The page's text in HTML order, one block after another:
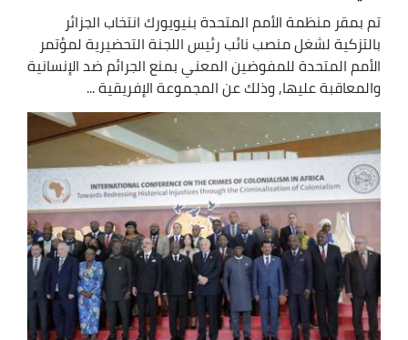
تم بمقر منظمة الأمم المتحدة بنيويورك انتخاب الجزائر
بالتزكية لشغل منصب نائب رئيس اللجنة التحضيرية لمؤتمر
الأمم المتحدة للمفوضين المعني بمنع الجرائم ضد الإنسانية
والمعاقبة عليها, وذلك عن المجموعة الإفريقية ...